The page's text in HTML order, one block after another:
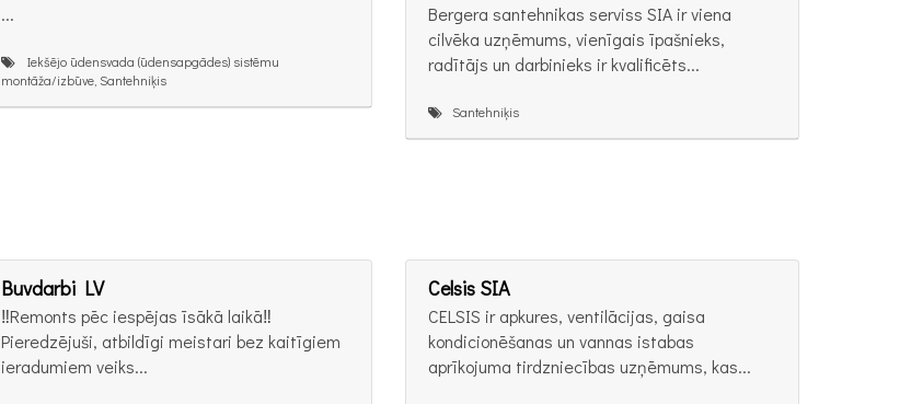
...
Iekšējo ūdensvada (ūdensapgādes) sistēmu
montāža/izbūve, Santehniķis
Bergera santehnikas serviss SIA ir viena
cilvēka uzņēmums, vienīgais īpašnieks,
radītājs un darbinieks ir kvalificēts...
Santehniķis
Buvdarbi LV
‼️Remonts pēc iespējas īsākā laikā‼️
Pieredzējuši, atbildīgi meistari bez kaitīgiem
ieradumiem veiks...
Celsis SIA
CELSIS ir apkures, ventilācijas, gaisa
kondicionēšanas un vannas istabas
aprīkojuma tirdzniecības uzņēmums, kas...